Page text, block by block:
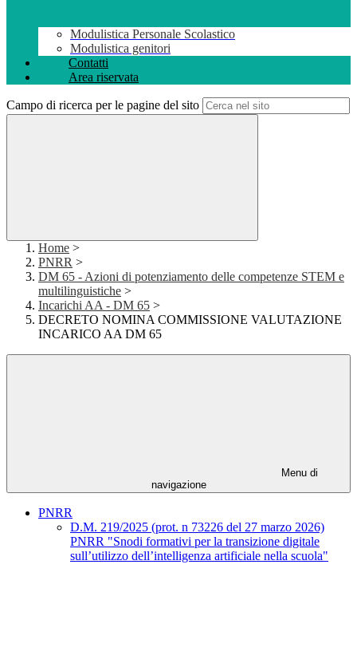
Modulistica Personale Scolastico
Modulistica genitori
Contatti
Area riservata
Campo di ricerca per le pagine del sito
Home >
PNRR >
DM 65 - Azioni di potenziamento delle competenze STEM e
multilinguistiche >
Incarichi AA - DM 65 >
DECRETO NOMINA COMMISSIONE VALUTAZIONE
INCARICO AA DM 65
Menu di
navigazione
PNRR
D.M. 219/2025 (prot. n 73226 del 27 marzo 2026)
PNRR "Snodi formativi per la transizione digitale
sull’utilizzo dell’intelligenza artificiale nella scuola"